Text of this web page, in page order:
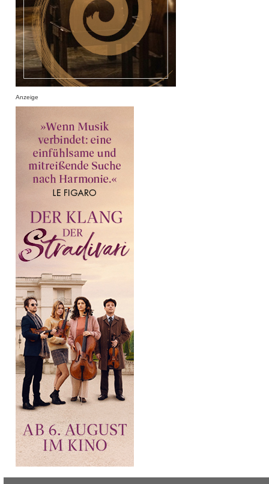
Anzeige